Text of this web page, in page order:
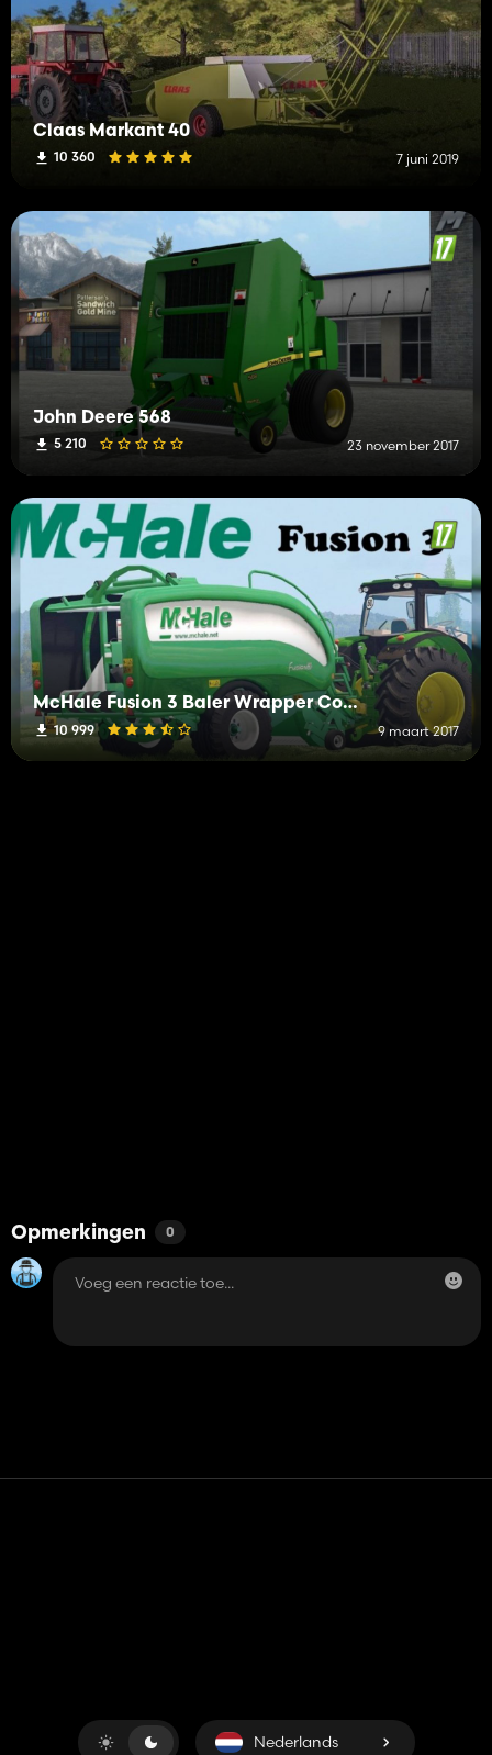
Claas Markant 40
10 360 7 juni 2019
John Deere 568
5 210 23 november 2017
McHale Fusion 3 Baler Wrapper Combo
10 999 9 maart 2017
Opmerkingen 0
Nederlands